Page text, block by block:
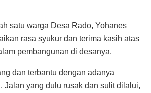
satu warga Desa Rado, Yohanes
rasa syukur dan terima kasih atas
pembangunan di desanya.
dan terbantu dengan adanya
Jalan yang dulu rusak dan sulit dilalui,